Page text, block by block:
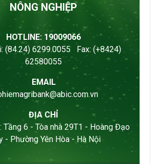
NÔNG NGHIỆP
HOTLINE: 19009066
(84.24) 6299.0055 Fax: (+8424)
62580055
ĐỊA CHỈ
Tầng 6 - Tòa nhà 29T1 - Hoàng Đạo
- Phường Yên Hòa - Hà Nội
EMAIL